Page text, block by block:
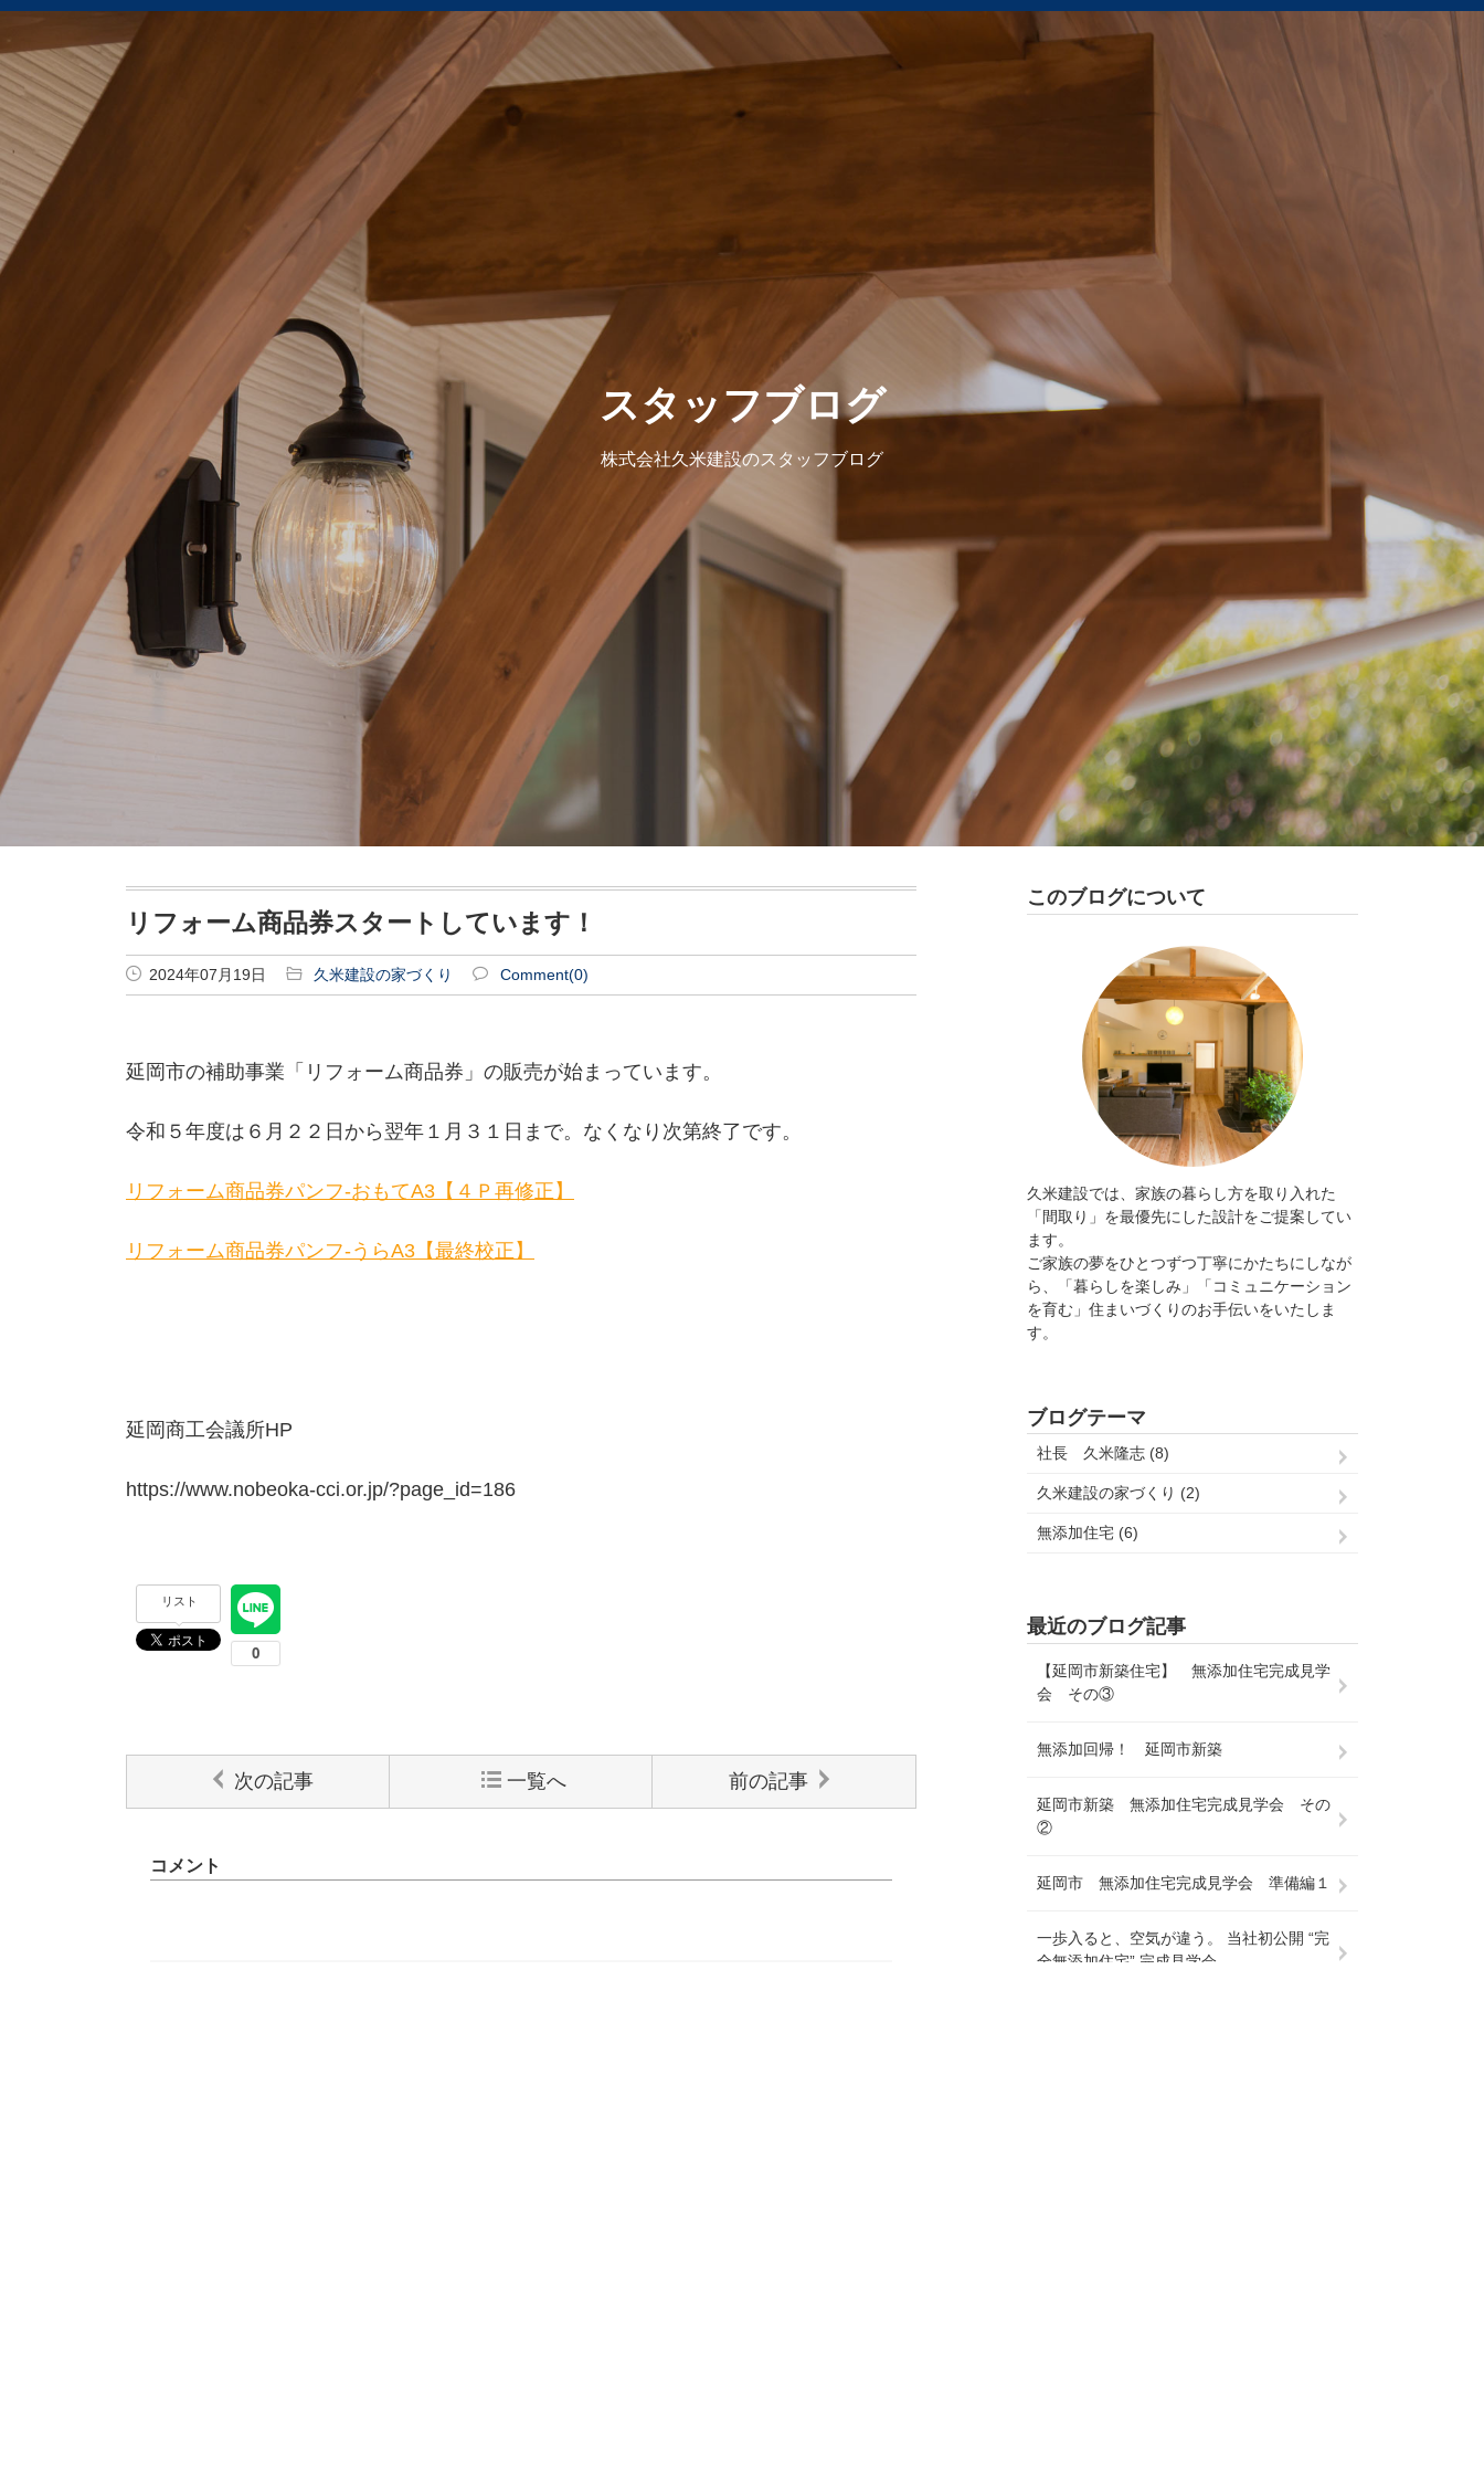
スタッフブログ
株式会社久米建設のスタッフブログ
リフォーム商品券スタートしています！
2024年07月19日 久米建設の家づくり Comment(0)
延岡市の補助事業「リフォーム商品券」の販売が始まっています。
令和５年度は６月２２日から翌年１月３１日まで。なくなり次第終了です。
リフォーム商品券パンフ-おもてA3【４Ｐ再修正】
リフォーム商品券パンフ-うらA3【最終校正】
延岡商工会議所HP
https://www.nobeoka-cci.or.jp/?page_id=186
リスト
次の記事 一覧へ 前の記事
コメント
このブログについて
久米建設では、家族の暮らし方を取り入れた
「間取り」を最優先にした設計をご提案してい
ます。
ご家族の夢をひとつずつ丁寧にかたちにしなが
ら、「暮らしを楽しみ」「コミュニケーション
を育む」住まいづくりのお手伝いをいたしま
す。
ブログテーマ
社長 久米隆志 (8)
久米建設の家づくり (2)
無添加住宅 (6)
最近のブログ記事
【延岡市新築住宅】 無添加住宅完成見学
会 その③
無添加回帰！ 延岡市新築
延岡市新築 無添加住宅完成見学会 その
②
延岡市 無添加住宅完成見学会 準備編１
一歩入ると、空気が違う。 当社初公開 “完
全無添加住宅” 完成見学会